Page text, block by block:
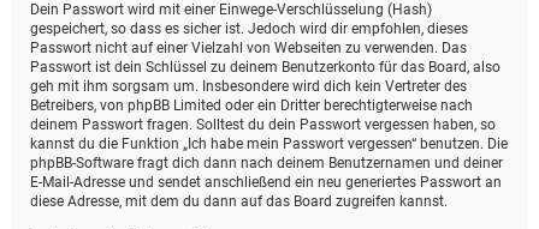
Dein Passwort wird mit einer Einwege-Verschlüsselung (Hash)
gespeichert, so dass es sicher ist. Jedoch wird dir empfohlen, dieses
Passwort nicht auf einer Vielzahl von Webseiten zu verwenden. Das
Passwort ist dein Schlüssel zu deinem Benutzerkonto für das Board, also
geh mit ihm sorgsam um. Insbesondere wird dich kein Vertreter des
Betreibers, von phpBB Limited oder ein Dritter berechtigterweise nach
deinem Passwort fragen. Solltest du dein Passwort vergessen haben, so
kannst du die Funktion „Ich habe mein Passwort vergessen“ benutzen. Die
phpBB-Software fragt dich dann nach deinem Benutzernamen und deiner
E-Mail-Adresse und sendet anschließend ein neu generiertes Passwort an
diese Adresse, mit dem du dann auf das Board zugreifen kannst.